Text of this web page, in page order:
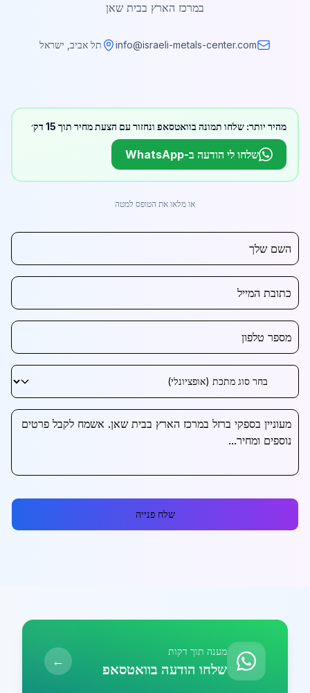
במרכז הארץ בבית שאן
info@israeli-metals-center.com תל אביב, ישראל
מהיר יותר: שלחו תמונה בוואטסאפ ונחזור עם הצעת מחיר תוך 15 דק׳
שלחו לי הודעה ב-WhatsApp
או מלאו את הטופס למטה
שלח פנייה
מענה תוך דקות
שלחו הודעה בוואטסאפ ←